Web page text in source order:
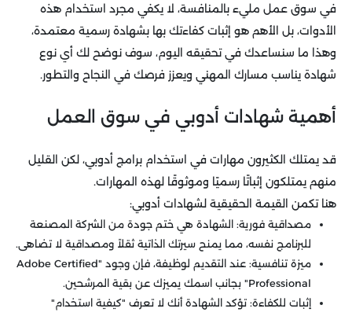
في سوق عمل مليء بالمنافسة، لا يكفي مجرد استخدام هذه
الأدوات، بل الأهم هو إثبات كفاءتك بها بشهادة رسمية معتمدة،
وهذا ما سنساعدك في تحقيقه اليوم، سوف نوضح لك أي نوع
شهادة يناسب مسارك المهني ويعزز فرصك في النجاح والتطور.
أهمية شهادات أدوبي في سوق العمل
قد يمتلك الكثيرون مهارات في استخدام برامج أدوبي، لكن القليل
منهم يمتلكون إثباتًا رسميًا وموثوقًا لهذه المهارات.
هنا تكمن القيمة الحقيقية لشهادات أدوبي:
مصداقية فورية: الشهادة هي ختم جودة من الشركة المصنعة
للبرنامج نفسه، مما يمنح سيرتك الذاتية ثقلاً ومصداقية لا تضاهى.
ميزة تنافسية: عند التقديم لوظيفة، فإن وجود "Adobe Certified
Professional" بجانب اسمك يميزك عن بقية المرشحين.
إثبات للكفاءة: تؤكد الشهادة أنك لا تعرف "كيفية استخدام"